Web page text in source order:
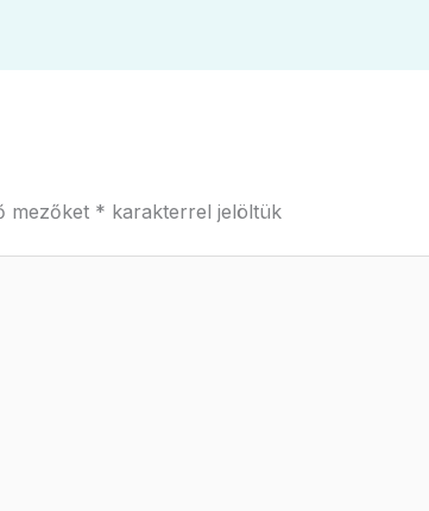
mezőket * karakterrel jelöltük